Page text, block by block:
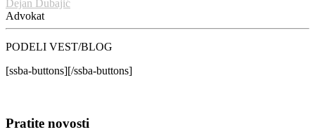
Dejan Dubajić
Advokat
PODELI VEST/BLOG
[ssba-buttons][/ssba-buttons]
Pratite novosti